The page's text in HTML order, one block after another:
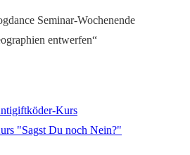
Seminar-Wochenende
entwerfen“
Kurs
"Sagst Du noch Nein?"